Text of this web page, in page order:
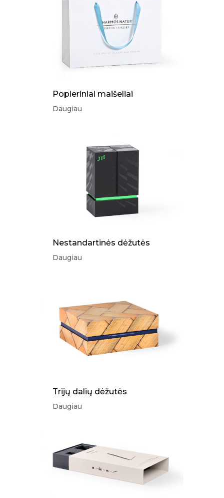
Popieriniai maišeliai
Daugiau
Nestandartinės dėžutės
Daugiau
Trijų dalių dėžutės
Daugiau